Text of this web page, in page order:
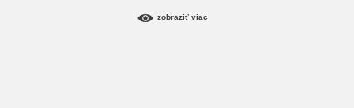
zobraziť viac